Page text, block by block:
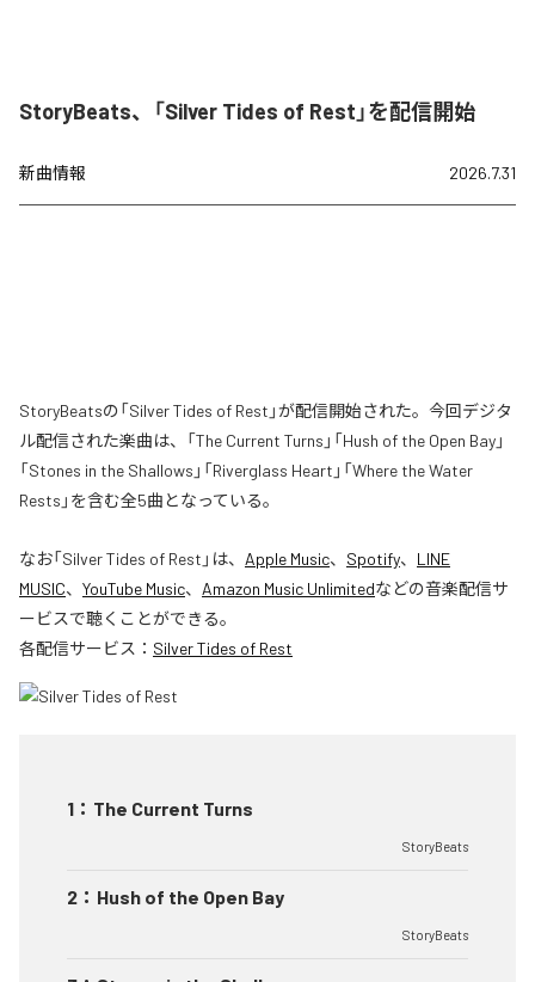
StoryBeats、「Silver Tides of Rest」を配信開始
新曲情報 2026.7.31
StoryBeatsの「Silver Tides of Rest」が配信開始された。今回デジタ
ル配信された楽曲は、「The Current Turns」「Hush of the Open Bay」
「Stones in the Shallows」「Riverglass Heart」「Where the Water
Rests」を含む全5曲となっている。
なお「Silver Tides of Rest 」は、 Apple Music、 Spotify、 LINE
MUSIC、 YouTube Music、 Amazon Music Unlimitedなどの音楽配信サ
ービスで聴くことができる。
各配信サービス： Silver Tides of Rest
1 ： The Current Turns
StoryBeats
2 ： Hush of the Open Bay
StoryBeats